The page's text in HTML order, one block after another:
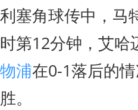
利塞角球传中，马
时第12分钟，艾哈
物浦在0-1落后的
胜。